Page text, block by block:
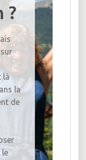
?
là
la
de
le